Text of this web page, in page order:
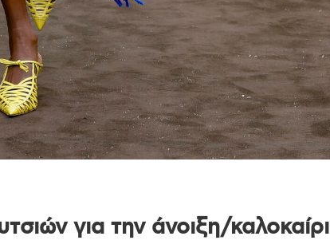
για την άνοιξη/καλοκαίρι